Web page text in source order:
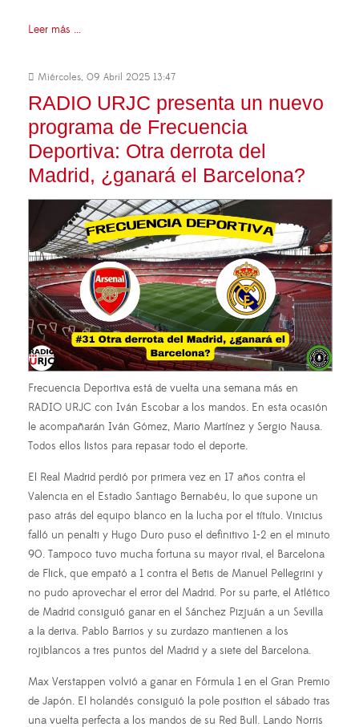
Leer más ...
Miércoles, 09 Abril 2025 13:47
RADIO URJC presenta un nuevo
programa de Frecuencia
Deportiva: Otra derrota del
Madrid, ¿ganará el Barcelona?
Frecuencia Deportiva está de vuelta una semana más en
RADIO URJC con Iván Escobar a los mandos. En esta ocasión
le acompañarán Iván Gómez, Mario Martínez y Sergio Nausa.
Todos ellos listos para repasar todo el deporte.
El Real Madrid perdió por primera vez en 17 años contra el
Valencia en el Estadio Santiago Bernabéu, lo que supone un
paso atrás del equipo blanco en la lucha por el título. Vinicius
falló un penalti y Hugo Duro puso el definitivo 1-2 en el minuto
90. Tampoco tuvo mucha fortuna su mayor rival, el Barcelona
de Flick, que empató a 1 contra el Betis de Manuel Pellegrini y
no pudo aprovechar el error del Madrid. Por su parte, el Atlético
de Madrid consiguió ganar en el Sánchez Pizjuán a un Sevilla
a la deriva. Pablo Barrios y su zurdazo mantienen a los
rojiblancos a tres puntos del Madrid y a siete del Barcelona.
Max Verstappen volvió a ganar en Fórmula 1 en el Gran Premio
de Japón. El holandés consiguió la pole position el sábado tras
una vuelta perfecta a los mandos de su Red Bull. Lando Norris